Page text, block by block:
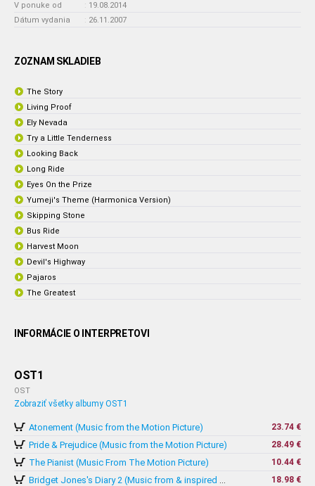
V ponuke od
: 19.08.2014
Dátum vydania
: 26.11.2007
ZOZNAM SKLADIEB
The Story
Living Proof
Ely Nevada
Try a Little Tenderness
Looking Back
Long Ride
Eyes On the Prize
Yumeji's Theme (Harmonica Version)
Skipping Stone
Bus Ride
Harvest Moon
Devil's Highway
Pajaros
The Greatest
INFORMÁCIE O INTERPRETOVI
OST1
OST
Zobraziť všetky albumy OST1
Atonement (Music from the Motion Picture) 23.74 €
Pride & Prejudice (Music from the Motion Picture) 28.49 €
The Pianist (Music From The Motion Picture)
10.44 €
Bridget Jones's Diary 2 (Music from & inspired by The Motion Picture)
18.98 €